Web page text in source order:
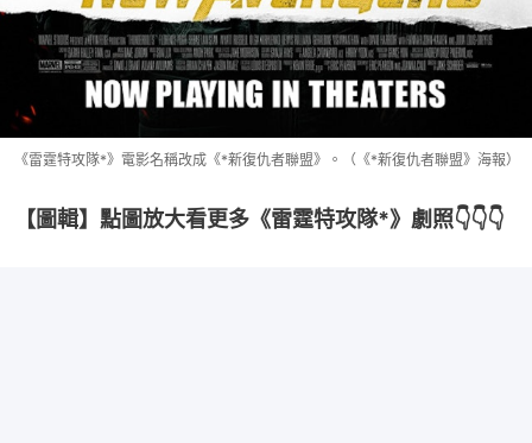
《雷霆特攻隊*》電影名稱改成《*新復仇者聯盟》。（《*新復仇者聯盟》海報）
【圖輯】點圖放大看更多《雷霆特攻隊*》劇照👇👇👇